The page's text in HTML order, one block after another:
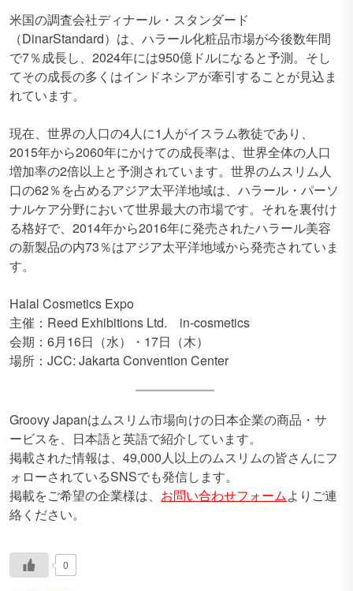
米国の調査会社ディナール・スタンダード
（DinarStandard）は、ハラール化粧品市場が今後数年間
で7％成長し、2024年には950億ドルになると予測。そし
てその成長の多くはインドネシアが牽引することが見込ま
れています。
現在、世界の人口の4人に1人がイスラム教徒であり、
2015年から2060年にかけての成長率は、世界全体の人口
増加率の2倍以上と予測されています。世界のムスリム人
口の62％を占めるアジア太平洋地域は、ハラール・パーソ
ナルケア分野において世界最大の市場です。それを裏付け
る格好で、2014年から2016年に発売されたハラール美容
の新製品の内73％はアジア太平洋地域から発売されていま
す。
Halal Cosmetics Expo
主催：Reed Exhibitions Ltd. in-cosmetics
会期：6月16日（水）・17日（木）
場所：JCC: Jakarta Convention Center
Groovy Japanはムスリム市場向けの日本企業の商品・サ
ービスを、日本語と英語で紹介しています。
掲載された情報は、49,000人以上のムスリムの皆さんにフ
ォローされているSNSでも発信します。
掲載をご希望の企業様は、 お問い合わせフォームよりご連
絡ください。
0